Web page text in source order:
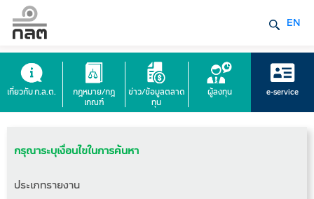
EN
เกี่ยวกับ ก.ล.ต.
กฎหมาย/กฎ
เกณฑ์
ข่าว/ข้อมูลตลาด
ทุน
ผู้ลงทุน e-service
กรุณาระบุเงื่อนไขในการค้นหา
ประเภทรายงาน